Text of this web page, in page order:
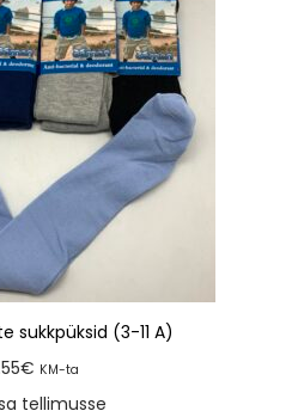
sukkpüksid (3-11 A)
€ KM-ta
tellimusse